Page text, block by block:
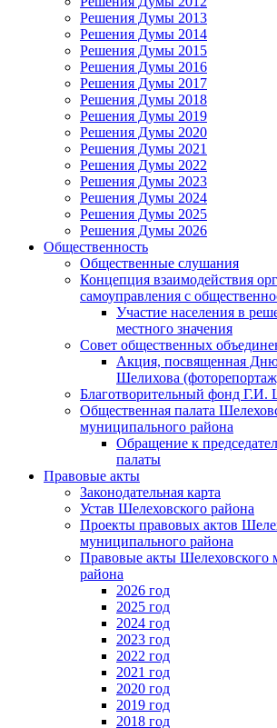
Решения Думы 2013
Решения Думы 2014
Решения Думы 2015
Решения Думы 2016
Решения Думы 2017
Решения Думы 2018
Решения Думы 2019
Решения Думы 2020
Решения Думы 2021
Решения Думы 2022
Решения Думы 2023
Решения Думы 2024
Решения Думы 2025
Решения Думы 2026
Общественность
Общественные слушания
Концепция взаимодействия
самоуправления с
Участие населения в
местного значения
Совет общественных
Акция, посвященная
Шелихова
Благотворительный фонд Г.И.
Общественная палата
муниципального района
Обращение к
палаты
Правовые акты
Законодательная карта
Устав Шелеховского района
Проекты правовых актов
муниципального района
Правовые акты Шелеховского
района
2026 год
2025 год
2024 год
2023 год
2022 год
2021 год
2020 год
2019 год
2018 год